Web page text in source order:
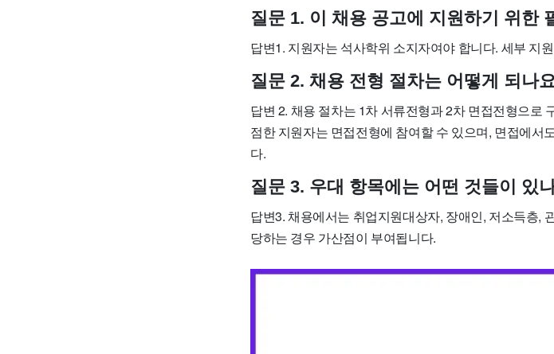
질문 1. 이 채용 공고에 지원하기 위한
답변1. 지원자는 석사학위 소지자여야 합니다. 세부 지
질문 2. 채용 전형 절차는 어떻게 되나
답변 2. 채용 절차는 1차 서류전형과 2차 면접전형으로
점한 지원자는 면접전형에 참여할 수 있으며, 면접에서
다.
질문 3. 우대 항목에는 어떤 것들이 있
답변3. 채용에서는 취업지원대상자, 장애인, 저소득층,
당하는 경우 가산점이 부여됩니다.